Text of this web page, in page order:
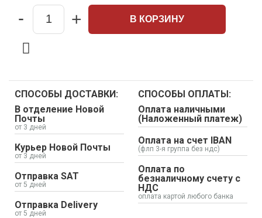
Quantity
- + В КОРЗИНУ
СПОСОБЫ ДОСТАВКИ:
В отделение Новой
Почты
от 3 дней
Курьер Новой Почты
от 3 дней
Отправка SAT
от 5 дней
Отправка Delivery
от 5 дней
СПОСОБЫ ОПЛАТЫ:
Оплата наличными
(Наложенный платеж)
Оплата на счет IBAN
(флп 3-я группа без ндс)
Оплата по
безналичному счету с
НДС
оплата картой любого банка